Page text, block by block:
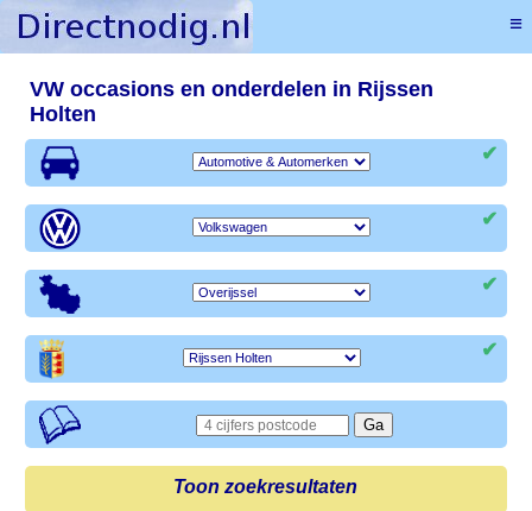
VW occasions en onderdelen in Rijssen
Holten
✔
✔
✔
✔
Toon zoekresultaten
≡